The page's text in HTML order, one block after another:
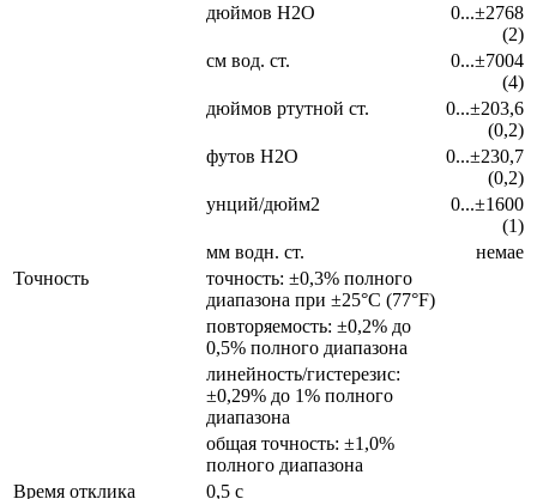
дюймов Н2О
0...±2768
(2)
см вод. ст.
0...±7004
(4)
дюймов ртутной ст.
0...±203,6
(0,2)
футов H2О
0...±230,7
(0,2)
унций/дюйм2
0...±1600
(1)
мм водн. ст.
немае
Точность
точность: ±0,3% полного
диапазона при ±25°C (77°F)
повторяемость: ±0,2% до
0,5% полного диапазона
линейность/гистерезис:
±0,29% до 1% полного
диапазона
общая точность: ±1,0%
полного диапазона
Время отклика
0,5 с